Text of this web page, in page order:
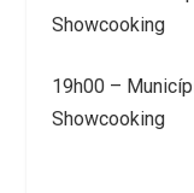
Showcooking
19h00 –
Showcooking